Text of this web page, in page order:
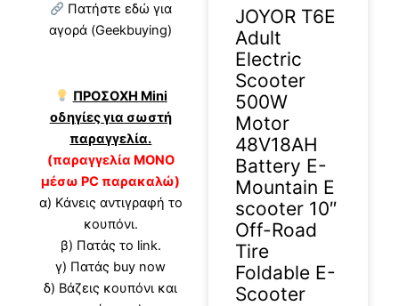
Πατήστε εδώ για
αγορά (Geekbuying)
ΠΡΟΣΟΧΗ Mini
οδηγίες για σωστή
παραγγελία.
(παραγγελία ΜΟΝΟ
μέσω PC παρακαλώ)
α) Κάνεις αντιγραφή το
κουπόνι.
β) Πατάς το link.
γ) Πατάς buy now
δ) Βάζεις κουπόνι και
JOYOR T6E
Adult
Electric
Scooter
500W
Motor
48V18AH
Battery E-
Mountain E
scooter 10″
Off-Road
Tire
Foldable E-
Scooter